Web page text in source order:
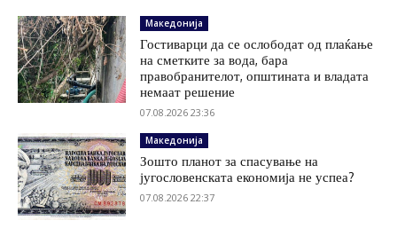
Македонија
Гостиварци да се ослободат од плаќање
на сметките за вода, бара
правобранителот, општината и владата
немаат решение
07.08.2026 23:36
Македонија
Зошто планот за спасување на
југословенската економија не успеа?
07.08.2026 22:37